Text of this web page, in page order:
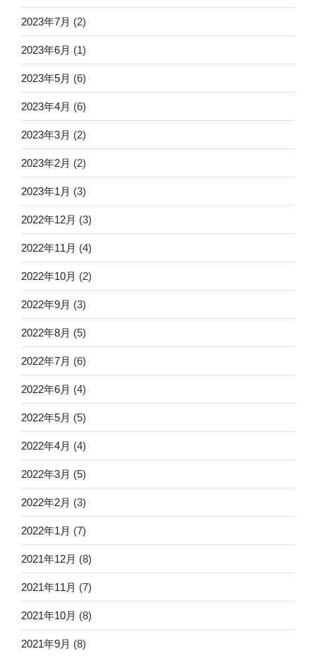
2023年7月 (2)
2023年6月 (1)
2023年5月 (6)
2023年4月 (6)
2023年3月 (2)
2023年2月 (2)
2023年1月 (3)
2022年12月 (3)
2022年11月 (4)
2022年10月 (2)
2022年9月 (3)
2022年8月 (5)
2022年7月 (6)
2022年6月 (4)
2022年5月 (5)
2022年4月 (4)
2022年3月 (5)
2022年2月 (3)
2022年1月 (7)
2021年12月 (8)
2021年11月 (7)
2021年10月 (8)
2021年9月 (8)